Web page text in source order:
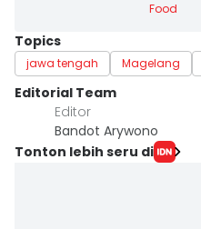
Food
Topics
jawa tengah Magelang
Editorial Team
Editor
Bandot Arywono
Tonton lebih seru di